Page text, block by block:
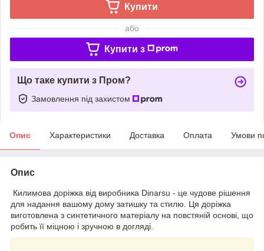
Купити
або
Купити з
Що таке купити з Пром?
Замовлення під захистом
Опис Характеристики Доставка Оплата Умови
Опис
Килимова доріжка від виробника Dinarsu - це чудове рішення
для надання вашому дому затишку та стилю. Ця доріжка
виготовлена з синтетичного матеріалу на повстяній основі, що
робить її міцною і зручною в догляді.